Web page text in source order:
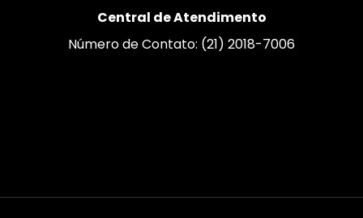
Central de Atendimento
Número de Contato: (21) 2018-7006